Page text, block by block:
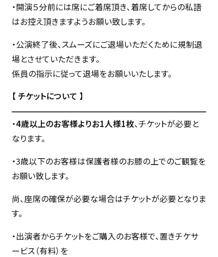
・開演５分前には席にご着席頂き、着席してからの私語
はお控え頂きますようお願い致します。
・公演終了後、スムーズにご退場いただくために規制退
場とさせていただきます。
係員の指示に従って退場をお願いいたします。
【 チケットについて 】
・4歳以上のお客様よりお1人様1枚、チケットが必要と
なります。
・3歳以下のお客様は保護者様のお膝の上でのご観覧を
お願い致します。
尚、座席の確保が必要な場合はチケットが必要となりま
す。
・出演者からチケットをご購入のお客様で、置きチケサ
ービス（有料）を